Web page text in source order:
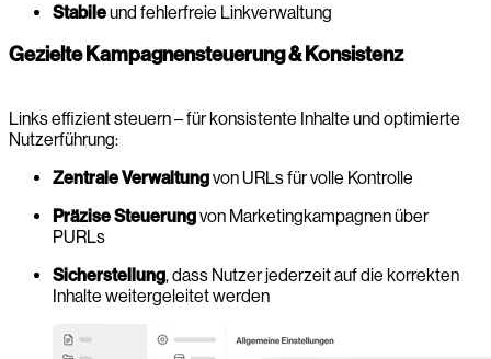
Stabileund fehlerfreie Linkverwaltung
Gezielte Kampagnensteuerung & Konsistenz
Links effizient steuern – für konsistente Inhalte und optimierte
Nutzerführung:
Zentrale Verwaltungvon URLs für volle Kontrolle
Präzise Steuerungvon Marketingkampagnen über
PURLs
Sicherstellung, dass Nutzer jederzeit auf die korrekten
Inhalte weitergeleitet werden